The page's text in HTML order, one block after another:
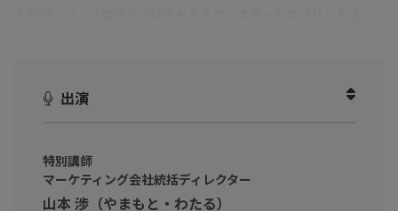
リーダーや先輩など、育成やマネジメントの立場のビジネスパー
んでしまうビジネスパーソンの方へ！
コミュニケーション能力不要です！無責任と言われようと、皆へ
出演
特別講師
マーケティング会社統括ディレクター
山本 渉（やまもと・わたる）